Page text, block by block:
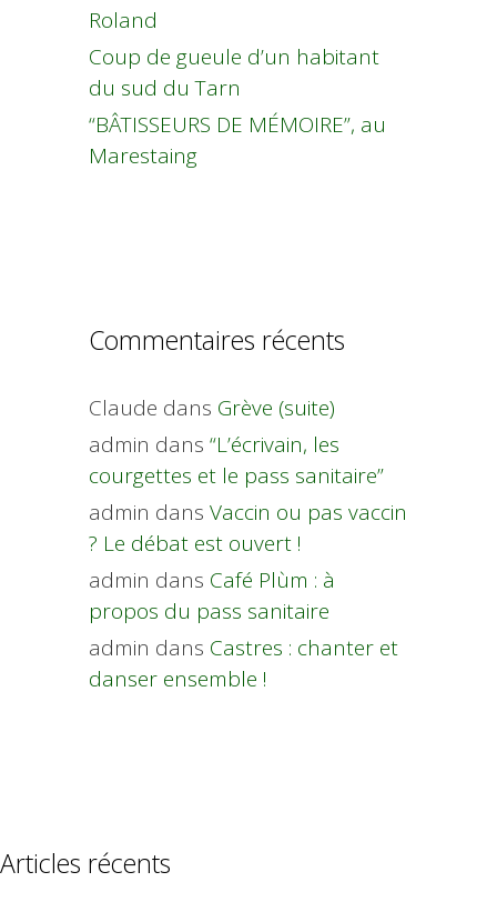
Roland
Coup de gueule d’un habitant
du sud du Tarn
“BÂTISSEURS DE MÉMOIRE”, au
Marestaing
Commentaires récents
Claude dans Grève (suite)
admin dans “L’écrivain, les
courgettes et le pass sanitaire”
admin dans Vaccin ou pas vaccin
? Le débat est ouvert !
admin dans Café Plùm : à
propos du pass sanitaire
admin dans Castres : chanter et
danser ensemble !
Articles récents